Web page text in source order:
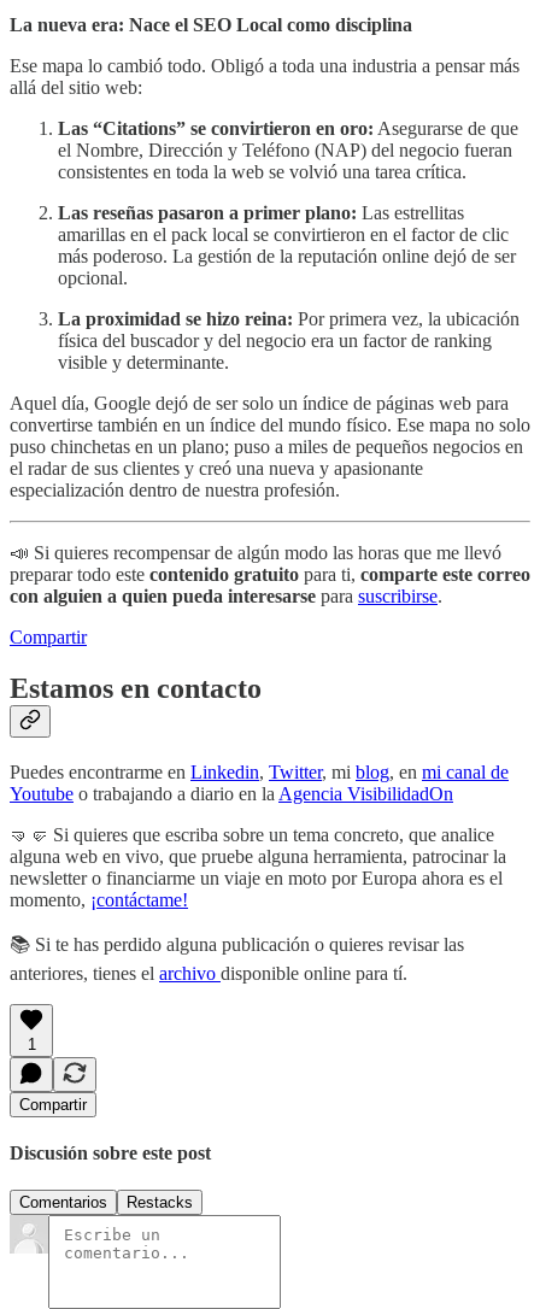
La nueva era: Nace el SEO Local como disciplina
Ese mapa lo cambió todo. Obligó a toda una industria a pensar más
allá del sitio web:
Las “Citations” se convirtieron en oro: Asegurarse de que
el Nombre, Dirección y Teléfono (NAP) del negocio fueran
consistentes en toda la web se volvió una tarea crítica.
Las reseñas pasaron a primer plano: Las estrellitas
amarillas en el pack local se convirtieron en el factor de clic
más poderoso. La gestión de la reputación online dejó de ser
opcional.
La proximidad se hizo reina: Por primera vez, la ubicación
física del buscador y del negocio era un factor de ranking
visible y determinante.
Aquel día, Google dejó de ser solo un índice de páginas web para
convertirse también en un índice del mundo físico. Ese mapa no solo
puso chinchetas en un plano; puso a miles de pequeños negocios en
el radar de sus clientes y creó una nueva y apasionante
especialización dentro de nuestra profesión.
📣 Si quieres recompensar de algún modo las horas que me llevó
preparar todo este contenido gratuito para ti, comparte este correo
con alguien a quien pueda interesarse para suscribirse.
Compartir
Estamos en contacto
Puedes encontrarme en Linkedin, Twitter, mi blog, en mi canal de
Youtube o trabajando a diario en la Agencia VisibilidadOn
🤜🤛 Si quieres que escriba sobre un tema concreto, que analice
alguna web en vivo, que pruebe alguna herramienta, patrocinar la
newsletter o financiarme un viaje en moto por Europa ahora es el
momento, ¡contáctame!
📚 Si te has perdido alguna publicación o quieres revisar las
anteriores, tienes el archivo disponible online para tí.
1
Compartir
Discusión sobre este post
Comentarios Restacks